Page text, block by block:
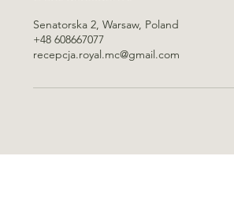
Senatorska 2, Warsaw, Poland
+48 608667077
recepcja.royal.mc@gmail.com